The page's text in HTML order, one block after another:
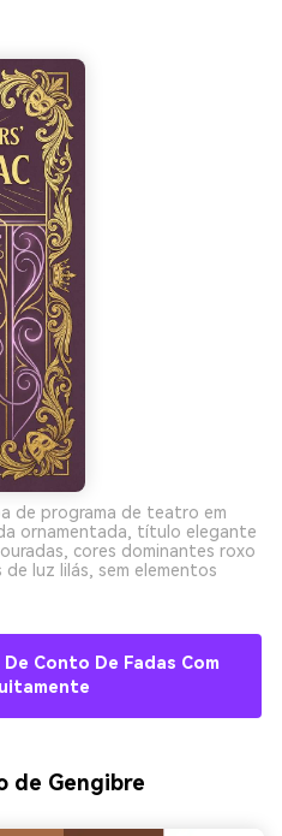
de programa de teatro em
ornamentada, título elegante
cores dominantes roxo
luz lilás, sem elementos
Conto De Fadas Com
de Gengibre